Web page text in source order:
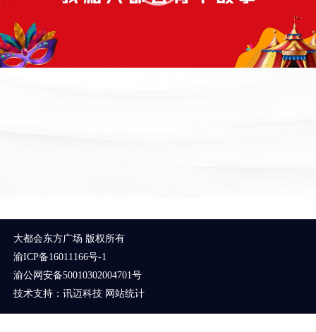
大都会东方广场 版权所有
渝ICP备16011166号-1
渝公网安备50010302004701号
技术支持： 讯迈科技 网站统计